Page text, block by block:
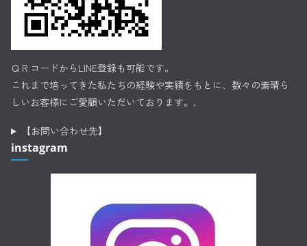
ＱＲコードからLINE登録も可能です。
これまで培ってきた私たちの経験や実績をもとに、数々の素晴ら
しいお客様にご愛顧いただいております。.
【お問い合わせ先】
instagram